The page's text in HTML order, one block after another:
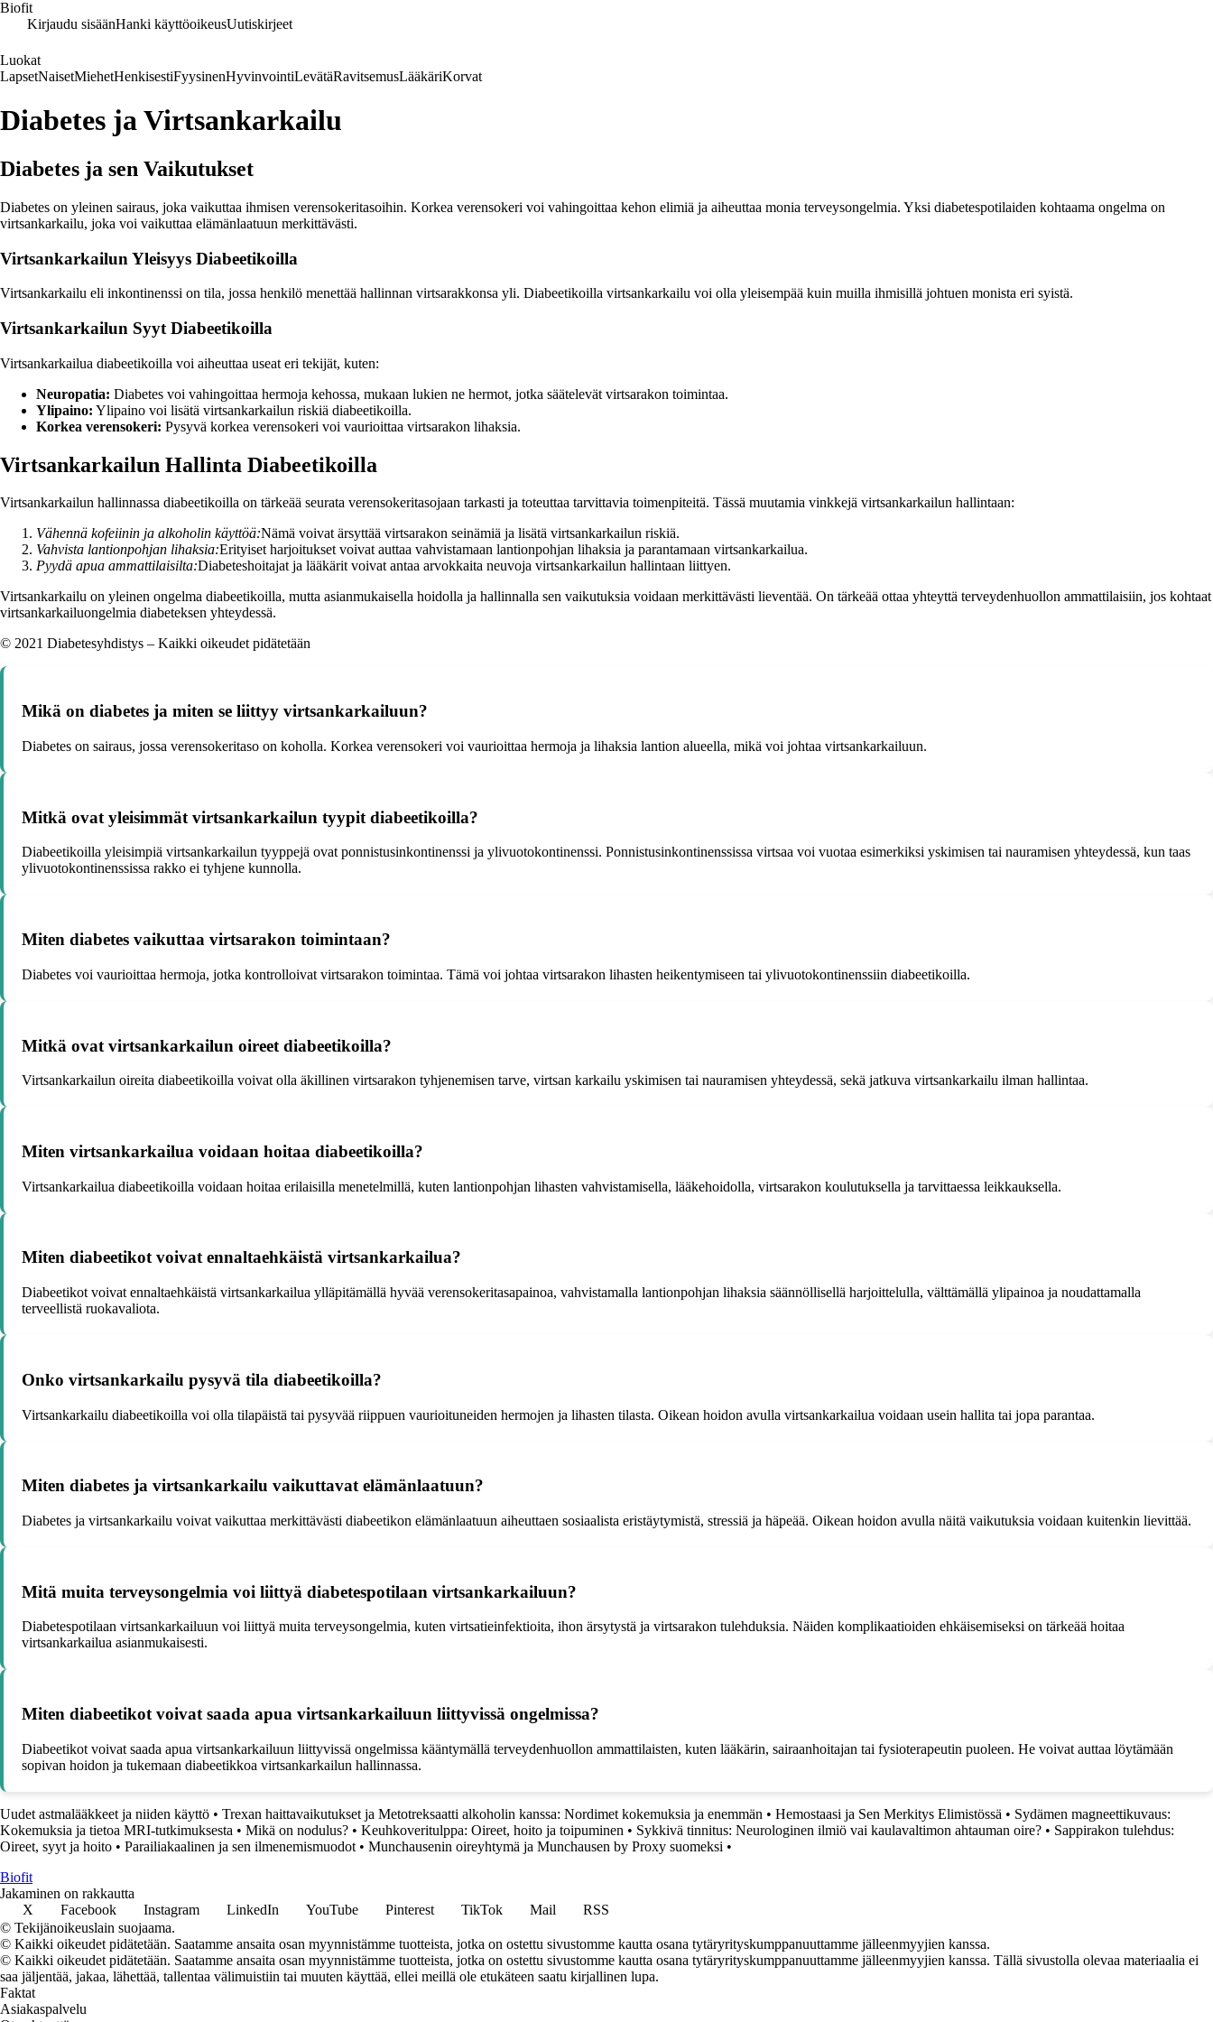
Biofit
Kirjaudu sisäänHanki käyttöoikeusUutiskirjeet
Luokat
LapsetNaisetMiehetHenkisestiFyysinenHyvinvointiLevätäRavitsemusLääkäriKorvat
Diabetes ja Virtsankarkailu
Diabetes ja sen Vaikutukset
Diabetes on yleinen sairaus, joka vaikuttaa ihmisen verensokeritasoihin. Korkea verensokeri voi vahingoittaa kehon elimiä ja aiheuttaa monia terveysongelmia. Yksi diabetespotilaiden kohtaama ongelma on
virtsankarkailu, joka voi vaikuttaa elämänlaatuun merkittävästi.
Virtsankarkailun Yleisyys Diabeetikoilla
Virtsankarkailu eli inkontinenssi on tila, jossa henkilö menettää hallinnan virtsarakkonsa yli. Diabeetikoilla virtsankarkailu voi olla yleisempää kuin muilla ihmisillä johtuen monista eri syistä.
Virtsankarkailun Syyt Diabeetikoilla
Virtsankarkailua diabeetikoilla voi aiheuttaa useat eri tekijät, kuten:
Neuropatia: Diabetes voi vahingoittaa hermoja kehossa, mukaan lukien ne hermot, jotka säätelevät virtsarakon toimintaa.
Ylipaino: Ylipaino voi lisätä virtsankarkailun riskiä diabeetikoilla.
Korkea verensokeri: Pysyvä korkea verensokeri voi vaurioittaa virtsarakon lihaksia.
Virtsankarkailun Hallinta Diabeetikoilla
Virtsankarkailun hallinnassa diabeetikoilla on tärkeää seurata verensokeritasojaan tarkasti ja toteuttaa tarvittavia toimenpiteitä. Tässä muutamia vinkkejä virtsankarkailun hallintaan:
Vähennä kofeiinin ja alkoholin käyttöä:Nämä voivat ärsyttää virtsarakon seinämiä ja lisätä virtsankarkailun riskiä.
Vahvista lantionpohjan lihaksia:Erityiset harjoitukset voivat auttaa vahvistamaan lantionpohjan lihaksia ja parantamaan virtsankarkailua.
Pyydä apua ammattilaisilta:Diabeteshoitajat ja lääkärit voivat antaa arvokkaita neuvoja virtsankarkailun hallintaan liittyen.
Virtsankarkailu on yleinen ongelma diabeetikoilla, mutta asianmukaisella hoidolla ja hallinnalla sen vaikutuksia voidaan merkittävästi lieventää. On tärkeää ottaa yhteyttä terveydenhuollon ammattilaisiin, jos kohtaat
virtsankarkailuongelmia diabeteksen yhteydessä.
© 2021 Diabetesyhdistys – Kaikki oikeudet pidätetään
Mikä on diabetes ja miten se liittyy virtsankarkailuun?
Diabetes on sairaus, jossa verensokeritaso on koholla. Korkea verensokeri voi vaurioittaa hermoja ja lihaksia lantion alueella, mikä voi johtaa virtsankarkailuun.
Mitkä ovat yleisimmät virtsankarkailun tyypit diabeetikoilla?
Diabeetikoilla yleisimpiä virtsankarkailun tyyppejä ovat ponnistusinkontinenssi ja ylivuotokontinenssi. Ponnistusinkontinenssissa virtsaa voi vuotaa esimerkiksi yskimisen tai nauramisen yhteydessä, kun taas
ylivuotokontinenssissa rakko ei tyhjene kunnolla.
Miten diabetes vaikuttaa virtsarakon toimintaan?
Diabetes voi vaurioittaa hermoja, jotka kontrolloivat virtsarakon toimintaa. Tämä voi johtaa virtsarakon lihasten heikentymiseen tai ylivuotokontinenssiin diabeetikoilla.
Mitkä ovat virtsankarkailun oireet diabeetikoilla?
Virtsankarkailun oireita diabeetikoilla voivat olla äkillinen virtsarakon tyhjenemisen tarve, virtsan karkailu yskimisen tai nauramisen yhteydessä, sekä jatkuva virtsankarkailu ilman hallintaa.
Miten virtsankarkailua voidaan hoitaa diabeetikoilla?
Virtsankarkailua diabeetikoilla voidaan hoitaa erilaisilla menetelmillä, kuten lantionpohjan lihasten vahvistamisella, lääkehoidolla, virtsarakon koulutuksella ja tarvittaessa leikkauksella.
Miten diabeetikot voivat ennaltaehkäistä virtsankarkailua?
Diabeetikot voivat ennaltaehkäistä virtsankarkailua ylläpitämällä hyvää verensokeritasapainoa, vahvistamalla lantionpohjan lihaksia säännöllisellä harjoittelulla, välttämällä ylipainoa ja noudattamalla
terveellistä ruokavaliota.
Onko virtsankarkailu pysyvä tila diabeetikoilla?
Virtsankarkailu diabeetikoilla voi olla tilapäistä tai pysyvää riippuen vaurioituneiden hermojen ja lihasten tilasta. Oikean hoidon avulla virtsankarkailua voidaan usein hallita tai jopa parantaa.
Miten diabetes ja virtsankarkailu vaikuttavat elämänlaatuun?
Diabetes ja virtsankarkailu voivat vaikuttaa merkittävästi diabeetikon elämänlaatuun aiheuttaen sosiaalista eristäytymistä, stressiä ja häpeää. Oikean hoidon avulla näitä vaikutuksia voidaan kuitenkin lievittää.
Mitä muita terveysongelmia voi liittyä diabetespotilaan virtsankarkailuun?
Diabetespotilaan virtsankarkailuun voi liittyä muita terveysongelmia, kuten virtsatieinfektioita, ihon ärsytystä ja virtsarakon tulehduksia. Näiden komplikaatioiden ehkäisemiseksi on tärkeää hoitaa
virtsankarkailua asianmukaisesti.
Miten diabeetikot voivat saada apua virtsankarkailuun liittyvissä ongelmissa?
Diabeetikot voivat saada apua virtsankarkailuun liittyvissä ongelmissa kääntymällä terveydenhuollon ammattilaisten, kuten lääkärin, sairaanhoitajan tai fysioterapeutin puoleen. He voivat auttaa löytämään
sopivan hoidon ja tukemaan diabeetikkoa virtsankarkailun hallinnassa.
Uudet astmalääkkeet ja niiden käyttö • Trexan haittavaikutukset ja Metotreksaatti alkoholin kanssa: Nordimet kokemuksia ja enemmän • Hemostaasi ja Sen Merkitys Elimistössä • Sydämen magneettikuvaus:
Kokemuksia ja tietoa MRI-tutkimuksesta • Mikä on nodulus? • Keuhkoveritulppa: Oireet, hoito ja toipuminen • Sykkivä tinnitus: Neurologinen ilmiö vai kaulavaltimon ahtauman oire? • Sappirakon tulehdus:
Oireet, syyt ja hoito • Parailiakaalinen ja sen ilmenemismuodot • Munchausenin oireyhtymä ja Munchausen by Proxy suomeksi •
Biofit
Jakaminen on rakkautta
X
Facebook Instagram LinkedIn YouTube Pinterest TikTok Mail
RSS
© Tekijänoikeuslain suojaama.
© Kaikki oikeudet pidätetään. Saatamme ansaita osan myynnistämme tuotteista, jotka on ostettu sivustomme kautta osana tytäryrityskumppanuuttamme jälleenmyyjien kanssa.
© Kaikki oikeudet pidätetään. Saatamme ansaita osan myynnistämme tuotteista, jotka on ostettu sivustomme kautta osana tytäryrityskumppanuuttamme jälleenmyyjien kanssa. Tällä sivustolla olevaa materiaalia ei
saa jäljentää, jakaa, lähettää, tallentaa välimuistiin tai muuten käyttää, ellei meillä ole etukäteen saatu kirjallinen lupa.
Faktat
Asiakaspalvelu